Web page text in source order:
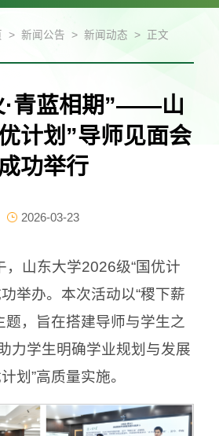
> 新闻公告 > 新闻动态 > 正文
·青蓝相期”——山
计划”导师见面会
功举行
2026-03-23
，山东大学2026级“国优计
举办。本次活动以“稷下薪
题，旨在搭建导师与学生之
力学生明确学业规划与发展
划”高质量实施。